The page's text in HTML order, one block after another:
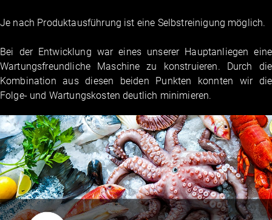
Je nach Produktausführung ist eine Selbstreinigung möglich.
Bei der Entwicklung war eines unserer Hauptanliegen eine
Wartungsfreundliche Maschine zu konstruieren. Durch die
Kombination aus diesen beiden Punkten konnten wir die
Folge- und Wartungskosten deutlich minimieren.